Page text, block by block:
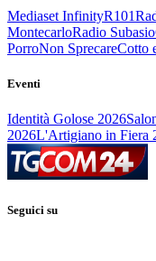
Mediaset InfinityR101
MontecarloRadio Subasio
PorroNon SprecareCotto
Eventi
Identità Golose 2026
2026L'Artigiano in Fiera
Seguici su